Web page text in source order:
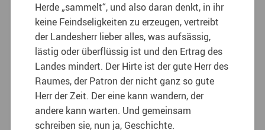
Herde „sammelt“, und also daran denkt, in ihr
keine Feindseligkeiten zu erzeugen, vertreibt
der Landesherr lieber alles, was aufsässig,
lästig oder überflüssig ist und den Ertrag des
Landes mindert. Der Hirte ist der gute Herr des
Raumes, der Patron der nicht ganz so gute
Herr der Zeit. Der eine kann wandern, der
andere kann warten. Und gemeinsam
schreiben sie, nun ja, Geschichte.